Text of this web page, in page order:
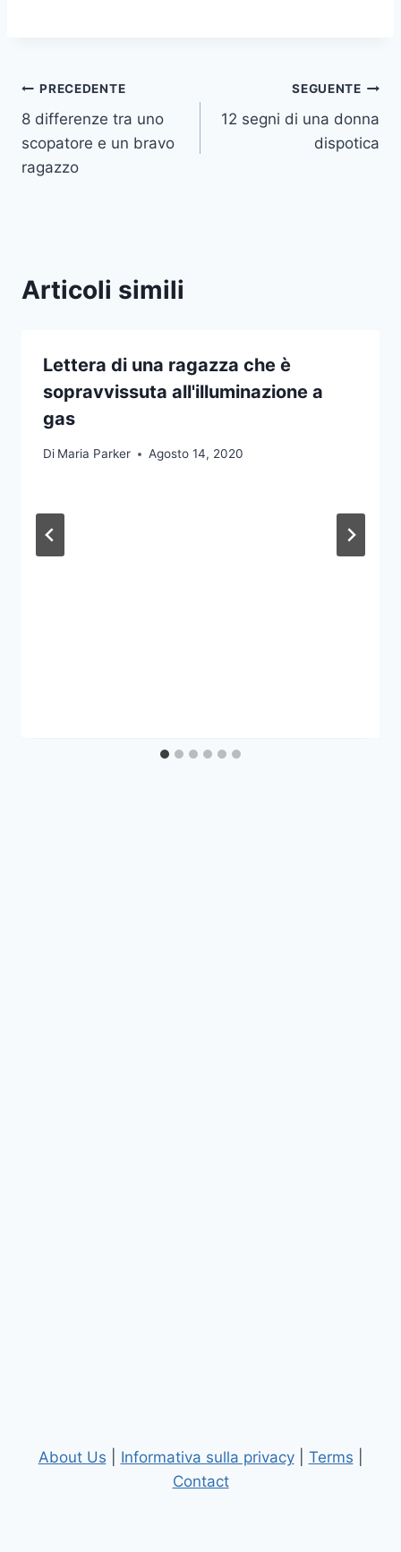
Navigazione
articoli
PRECEDENTE
8 differenze tra uno
scopatore e un bravo
ragazzo
SEGUENTE
12 segni di una donna
dispotica
Articoli simili
Lettera di una ragazza che è
sopravvissuta all'illuminazione a
gas
Di Maria Parker Agosto 14, 2020
About Us Informativa sulla privacy| Terms
Contact